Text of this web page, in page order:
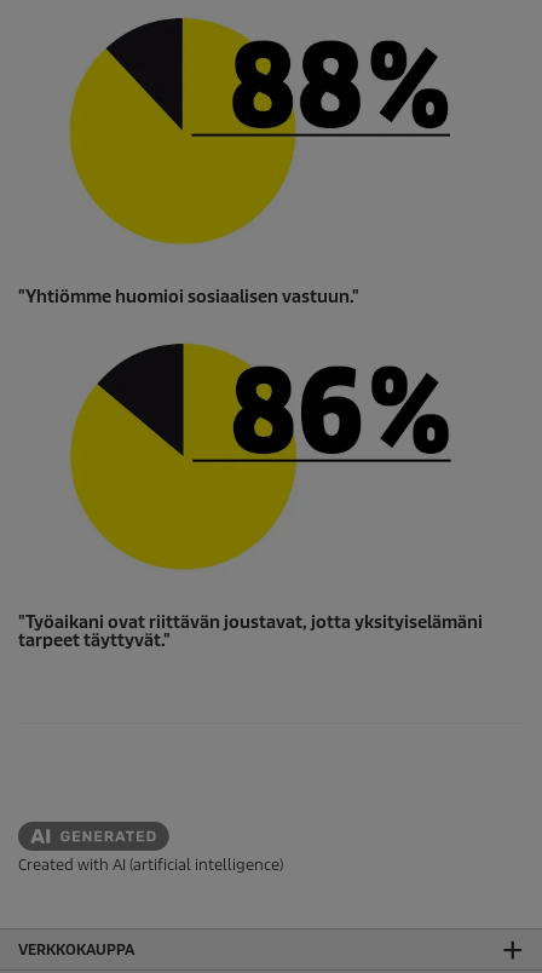
"Yhtiömme huomioi sosiaalisen vastuun."
"Työaikani ovat riittävän joustavat, jotta yksityiselämäni
tarpeet täyttyvät."
Created with AI (artificial intelligence)
VERKKOKAUPPA